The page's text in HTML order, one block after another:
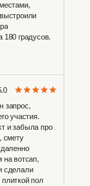
180 градусов.
запрос,
участия.
и забыла про
смету
на вотсап,
сделали
пол